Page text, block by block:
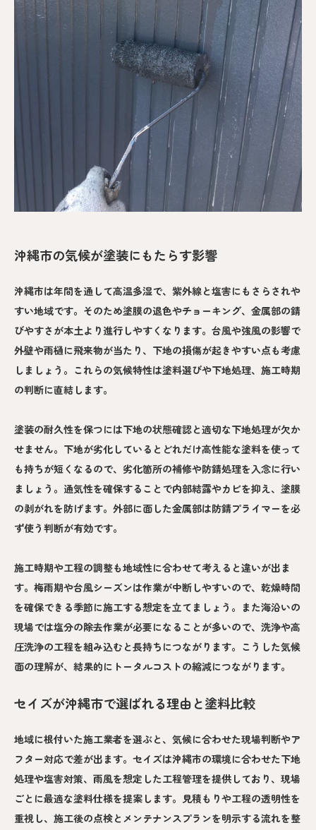
沖縄市の気候が塗装にもたらす影響
沖縄市は年間を通して高温多湿で、紫外線と塩害にもさらされや
すい地域です。そのため塗膜の退色やチョーキング、金属部の錆
びやすさが本土より進行しやすくなります。台風や強風の影響で
外壁や雨樋に飛来物が当たり、下地の損傷が起きやすい点も考慮
しましょう。これらの気候特性は塗料選びや下地処理、施工時期
の判断に直結します。
塗装の耐久性を保つには下地の状態確認と適切な下地処理が欠か
せません。下地が劣化しているとどれだけ高性能な塗料を使って
も持ちが短くなるので、劣化箇所の補修や防錆処理を入念に行い
ましょう。通気性を確保することで内部結露やカビを抑え、塗膜
の剥がれを防げます。外部に面した金属部は防錆プライマーを必
ず使う判断が有効です。
施工時期や工程の調整も地域性に合わせて考えると違いが出ま
す。梅雨期や台風シーズンは作業が中断しやすいので、乾燥時間
を確保できる季節に施工する想定を立てましょう。また海沿いの
現場では塩分の除去作業が必要になることが多いので、洗浄や高
圧洗浄の工程を組み込むと長持ちにつながります。こうした気候
面の理解が、結果的にトータルコストの縮減につながります。
セイズが沖縄市で選ばれる理由と塗料比較
地域に根付いた施工業者を選ぶと、気候に合わせた現場判断やア
フター対応で差が出ます。セイズは沖縄市の環境に合わせた下地
処理や塩害対策、雨風を想定した工程管理を提供しており、現場
ごとに最適な塗料仕様を提案します。見積もりや工程の透明性を
重視し、施工後の点検とメンテナンスプランを明示する流れを整